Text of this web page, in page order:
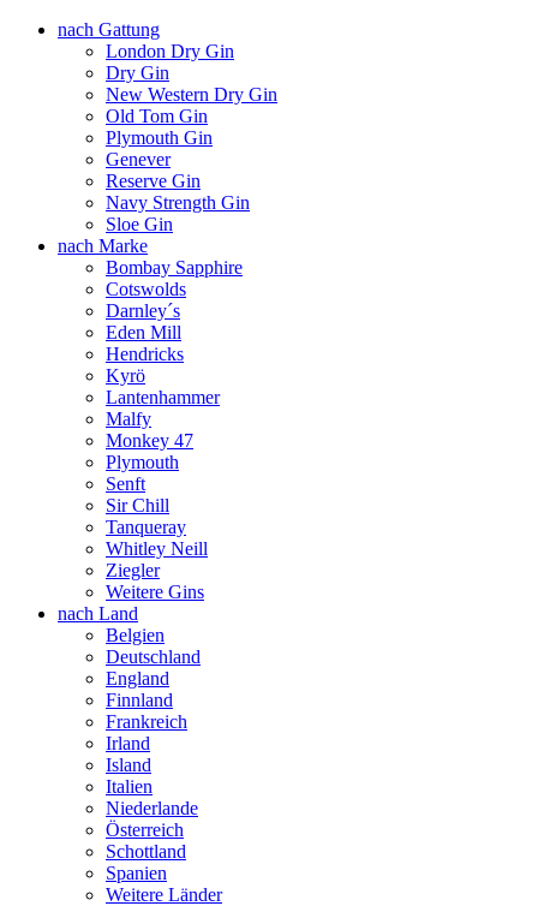
nach Gattung
London Dry Gin
Dry Gin
New Western Dry Gin
Old Tom Gin
Plymouth Gin
Genever
Reserve Gin
Navy Strength Gin
Sloe Gin
nach Marke
Bombay Sapphire
Cotswolds
Darnley´s
Eden Mill
Hendricks
Kyrö
Lantenhammer
Malfy
Monkey 47
Plymouth
Senft
Sir Chill
Tanqueray
Whitley Neill
Ziegler
Weitere Gins
nach Land
Belgien
Deutschland
England
Finnland
Frankreich
Irland
Island
Italien
Niederlande
Österreich
Schottland
Spanien
Weitere Länder